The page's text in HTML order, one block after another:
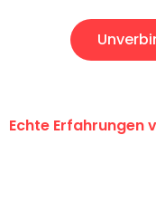
Echte Erfahrungen